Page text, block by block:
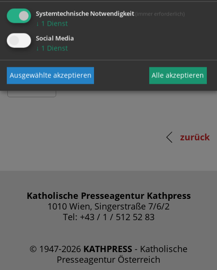
Passwort
zurück
Katholische Presseagentur Kathpress
1010 Wien, Singerstraße 7/6/2
Tel: +43 / 1 / 512 52 83
© 1947-2026 KATHPRESS - Katholische
Presseagentur Österreich
Systemtechnische Notwendigkeit (immer erforderlich)
↓ 1 Dienst
Social Media
↓ 1 Dienst
Ausgewählte akzeptieren Alle akzeptieren